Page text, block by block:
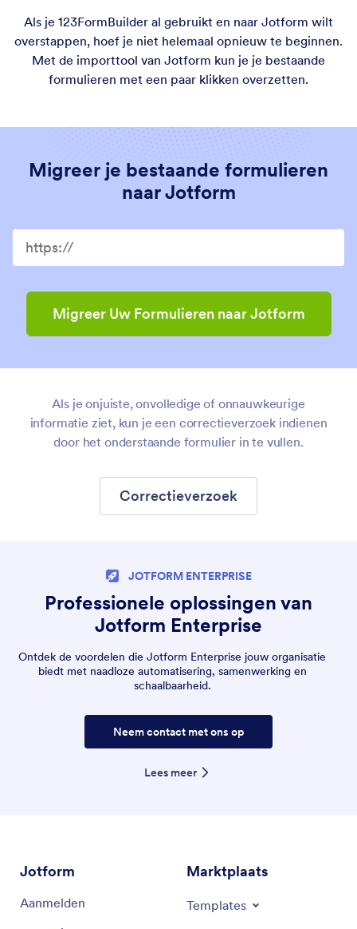
Als je 123FormBuilder al gebruikt en naar Jotform wilt
overstappen, hoef je niet helemaal opnieuw te beginnen.
Met de importtool van Jotform kun je je bestaande
formulieren met een paar klikken overzetten.
Migreer je bestaande formulieren
naar Jotform
Migreer Uw Formulieren naar Jotform
Als je onjuiste, onvolledige of onnauwkeurige
informatie ziet, kun je een correctieverzoek indienen
door het onderstaande formulier in te vullen.
Correctieverzoek
JOTFORM ENTERPRISE
Professionele oplossingen van
Jotform Enterprise
Ontdek de voordelen die Jotform Enterprise jouw organisatie
biedt met naadloze automatisering, samenwerking en
schaalbaarheid.
Neem contact met ons op
Lees meer
Jotform
Aanmelden
Marktplaats
Templates